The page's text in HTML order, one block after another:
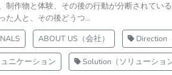
作物と体験、その後の行動が分断されてい
た人と、その後どうつ...
ABOUT US（会社） Direction
ニケーション Solution（ソリューション